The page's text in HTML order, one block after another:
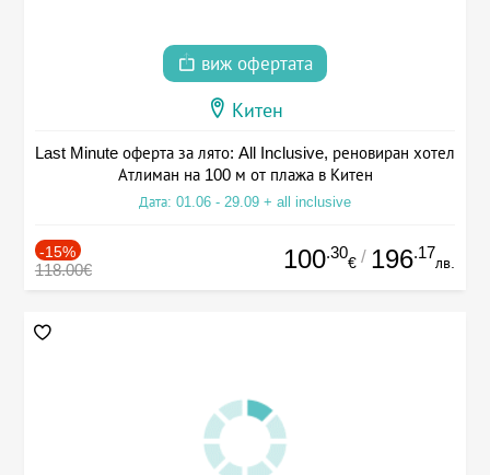
виж офертата
Китен
Last Minute оферта за лято: All Inclusive, реновиран хотел
Атлиман на 100 м от плажа в Китен
Дата: 01.06 - 29.09 + all inclusive
-15%
118.00€ 100.30
€ / 196.17
лв.